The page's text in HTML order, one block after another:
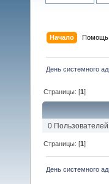
Начало Помощь
День системного
Страницы: [1]
0
Страницы: [1]
День системного